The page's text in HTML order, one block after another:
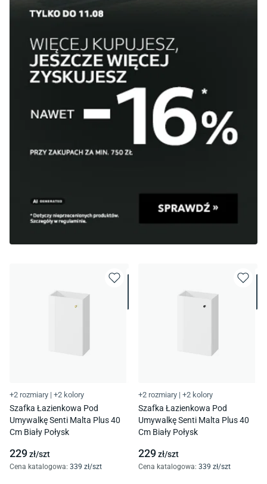
+2 rozmiary | +2 kolory
Szafka Łazienkowa Pod
Umywalkę Senti Malta Plus 40
Cm Biały Połysk
229zł/szt
Cena katalogowa: 339 zł/szt
+2 rozmiary | +2 kolory
Szafka Łazienkowa Pod
Umywalkę Senti Malta Plus 40
Cm Biały Połysk
229zł/szt
Cena katalogowa: 339 zł/szt